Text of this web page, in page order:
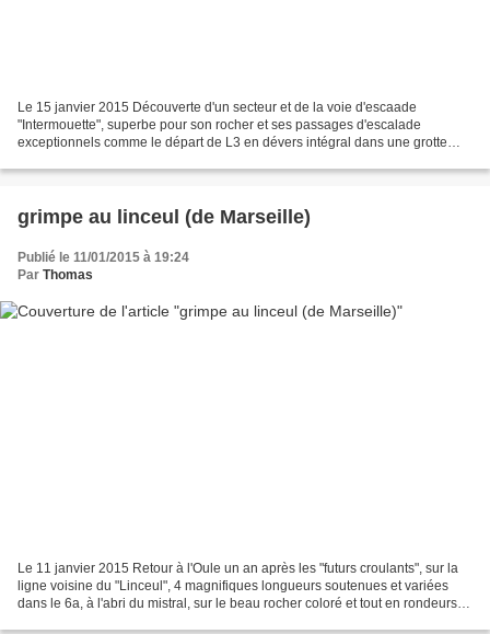
Le 15 janvier 2015 Découverte d'un secteur et de la voie d'escaade
"Intermouette", superbe pour son rocher et ses passages d'escalade
exceptionnels comme le départ de L3 en dévers intégral dans une grotte
grimpe au linceul (de Marseille)
Publié le 11/01/2015 à 19:24
Par Thomas
Le 11 janvier 2015 Retour à l'Oule un an après les "futurs croulants", sur la
ligne voisine du "Linceul", 4 magnifiques longueurs soutenues et variées
dans le 6a, à l'abri du mistral, sur le beau rocher coloré et tout en rondeurs